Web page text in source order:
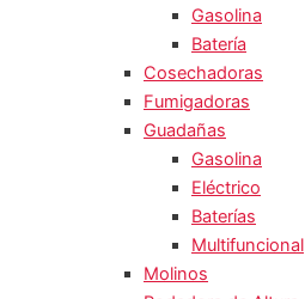
Gasolina
Batería
Cosechadoras
Fumigadoras
Guadañas
Gasolina
Eléctrico
Baterías
Multifuncional
Molinos